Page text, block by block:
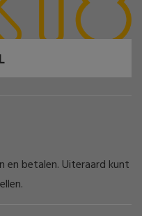
en betalen. Uiteraard kunt